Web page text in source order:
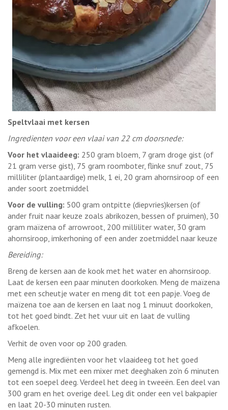
Speltvlaai met kersen
Ingredienten voor een vlaai van 22 cm doorsnede:
Voor het vlaaideeg: 250 gram bloem, 7 gram droge gist (of
21 gram verse gist), 75 gram roomboter, flinke snuf zout, 75
milliliter (plantaardige) melk, 1 ei, 20 gram ahornsiroop of een
ander soort zoetmiddel
Voor de vulling: 500 gram ontpitte (diepvries)kersen (of
ander fruit naar keuze zoals abrikozen, bessen of pruimen), 30
gram maïzena of arrowroot, 200 milliliter water, 30 gram
ahornsiroop, imkerhoning of een ander zoetmiddel naar keuze
Bereiding:
Breng de kersen aan de kook met het water en ahornsiroop.
Laat de kersen een paar minuten doorkoken. Meng de maïzena
met een scheutje water en meng dit tot een papje. Voeg de
maïzena toe aan de kersen en laat nog 1 minuut doorkoken,
tot het goed bindt. Zet het vuur uit en laat de vulling
afkoelen.
Verhit de oven voor op 200 graden.
Meng alle ingrediënten voor het vlaaideeg tot het goed
gemengd is. Mix met een mixer met deeghaken zo’n 6 minuten
tot een soepel deeg. Verdeel het deeg in tweeën. Een deel van
300 gram en het overige deel. Leg dit onder een vel bakpapier
en laat 20-30 minuten rusten.